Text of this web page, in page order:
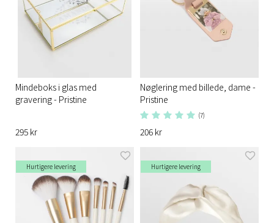
Mindeboks i glas med
gravering - Pristine
295 kr
Nøglering med billede, dame -
Pristine
(7)
206 kr
Hurtigere levering Hurtigere levering